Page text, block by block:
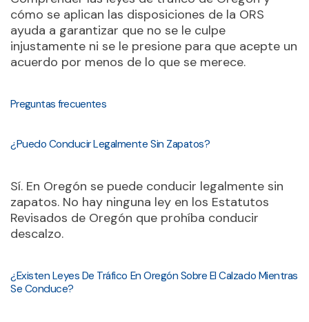
cómo se aplican las disposiciones de la ORS
ayuda a garantizar que no se le culpe
injustamente ni se le presione para que acepte un
acuerdo por menos de lo que se merece.
Preguntas frecuentes
¿Puedo Conducir Legalmente Sin Zapatos?
Sí. En Oregón se puede conducir legalmente sin
zapatos. No hay ninguna ley en los Estatutos
Revisados de Oregón que prohíba conducir
descalzo.
¿Existen Leyes De Tráfico En Oregón Sobre El Calzado Mientras
Se Conduce?